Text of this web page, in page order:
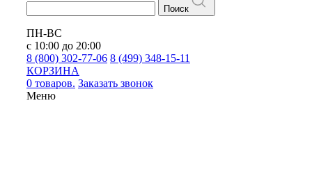
Поиск
ПН-ВС
с 10:00 до 20:00
8 (800) 302-77-06 8 (499) 348-15-11
КОРЗИНА
0 товаров. Заказать звонок
Меню